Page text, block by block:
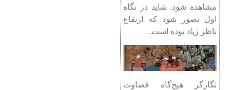
مشاهده شود. شاید در نگاه
اول تصور شود كه ارتفاع
ناظر زیاد بوده است.
نگارگر هیچ‌گاه قضاوت